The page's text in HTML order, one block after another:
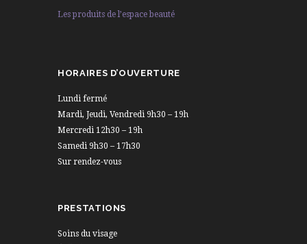
Les produits de l’espace beauté
HORAIRES D’OUVERTURE
Lundi fermé
Mardi, Jeudi, Vendredi 9h30 – 19h
Mercredi 12h30 – 19h
Samedi 9h30 – 17h30
Sur rendez-vous
PRESTATIONS
Soins du visage